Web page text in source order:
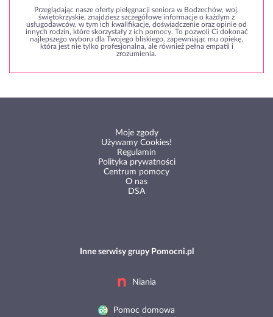
Przeglądając nasze oferty pielęgnacji seniora w Bodzechów, woj.
świętokrzyskie, znajdziesz szczegółowe informacje o każdym z
usługodawców, w tym ich kwalifikacje, doświadczenie oraz opinie od
innych rodzin, które skorzystały z ich pomocy. To pozwoli Ci dokonać
najlepszego wyboru dla Twojego bliskiego, zapewniając mu opiekę,
która jest nie tylko profesjonalna, ale również pełna empatii i
zrozumienia.
Moje zgody
Używamy Cookies!
Regulamin
Polityka prywatności
Centrum pomocy
O nas
DSA
Inne serwisy grupy Pomocni.pl
Niania
Pomoc domowa